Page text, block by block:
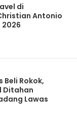
di
Antonio
2026
Beli Rokok,
Ditahan
Lawas